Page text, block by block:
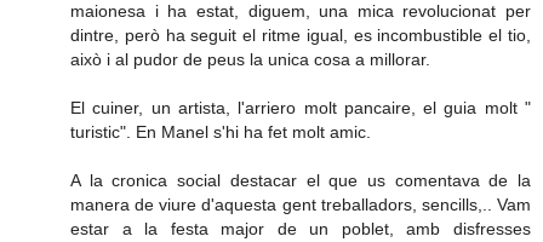
maionesa i ha estat, diguem, una mica revolucionat per
dintre, però ha seguit el ritme igual, es incombustible el tio,
això i al pudor de peus la unica cosa a millorar.
El cuiner, un artista, l'arriero molt pancaire, el guia molt "
turistic". En Manel s'hi ha fet molt amic.
A la cronica social destacar el que us comentava de la
manera de viure d'aquesta gent treballadors, sencills,.. Vam
estar a la festa major de un poblet, amb disfresses